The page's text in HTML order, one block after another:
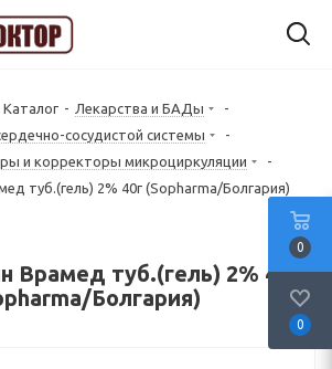
Каталог - Лекарства и БАДы
-
сосудистой системы
-
и корректоры микроциркуляции
-
туб.(гель) 2% 40г (Sopharma/Болгария)
Врамед туб.(гель) 2% 40г
Болгария)
0
0